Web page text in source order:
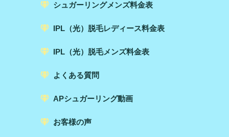
シュガーリングメンズ料金表
IPL（光）脱毛レディース料金表
IPL（光）脱毛メンズ料金表
よくある質問
APシュガーリング動画
お客様の声